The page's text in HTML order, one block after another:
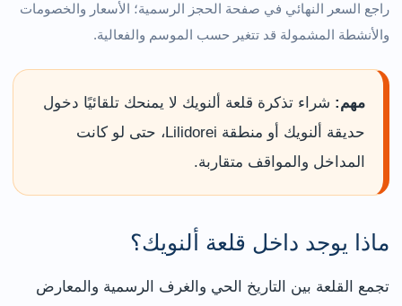
راجع السعر النهائي في صفحة الحجز الرسمية؛ الأسعار والخصومات
والأنشطة المشمولة قد تتغير حسب الموسم والفعالية.
مهم: شراء تذكرة قلعة ألنويك لا يمنحك تلقائيًا دخول
حديقة ألنويك أو منطقة Lilidorei، حتى لو كانت
المداخل والمواقف متقاربة.
ماذا يوجد داخل قلعة ألنويك؟
تجمع القلعة بين التاريخ الحي والغرف الرسمية والمعارض